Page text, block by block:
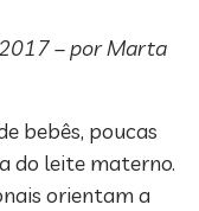
– por Marta
bebês, poucas
do leite materno.
orientam a